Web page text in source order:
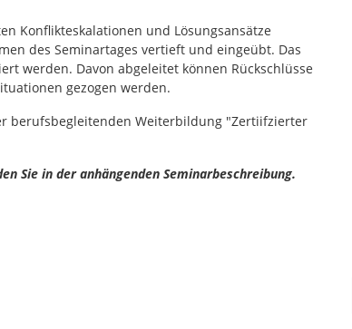
Konflikteskalationen und Lösungsansätze
des Seminartages vertieft und eingeübt. Das
werden. Davon abgeleitet können Rückschlüsse
gezogen werden.
berufsbegleitenden Weiterbildung "Zertiifzierter
Sie in der anhängenden Seminarbeschreibung.